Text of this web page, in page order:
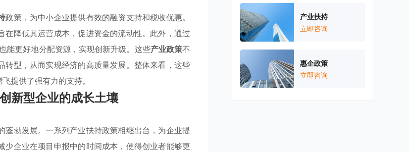
政策，为中小企业提供有效的融资支持和税收优惠。
降低其运营成本，促进资金的流动性。此外，通过
能更好地分配资源，实现创新升级。这些产业政策不
型，从而实现经济的高质量发展。整体来看，这些
提供了强有力的支持。
新型企业的成长土壤
蓬勃发展。一系列产业扶持政策相继出台，为企业提
企业在项目申报中的时间成本，使得创业者能够更
产业扶持
立即咨询
惠企政策
立即咨询